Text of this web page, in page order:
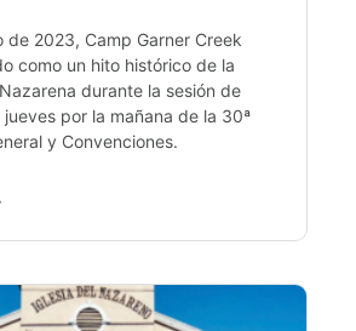
de 2023, Camp Garner Creek
como un hito histórico de la
durante la sesión de
por la mañana de la 30ª
y Convenciones.